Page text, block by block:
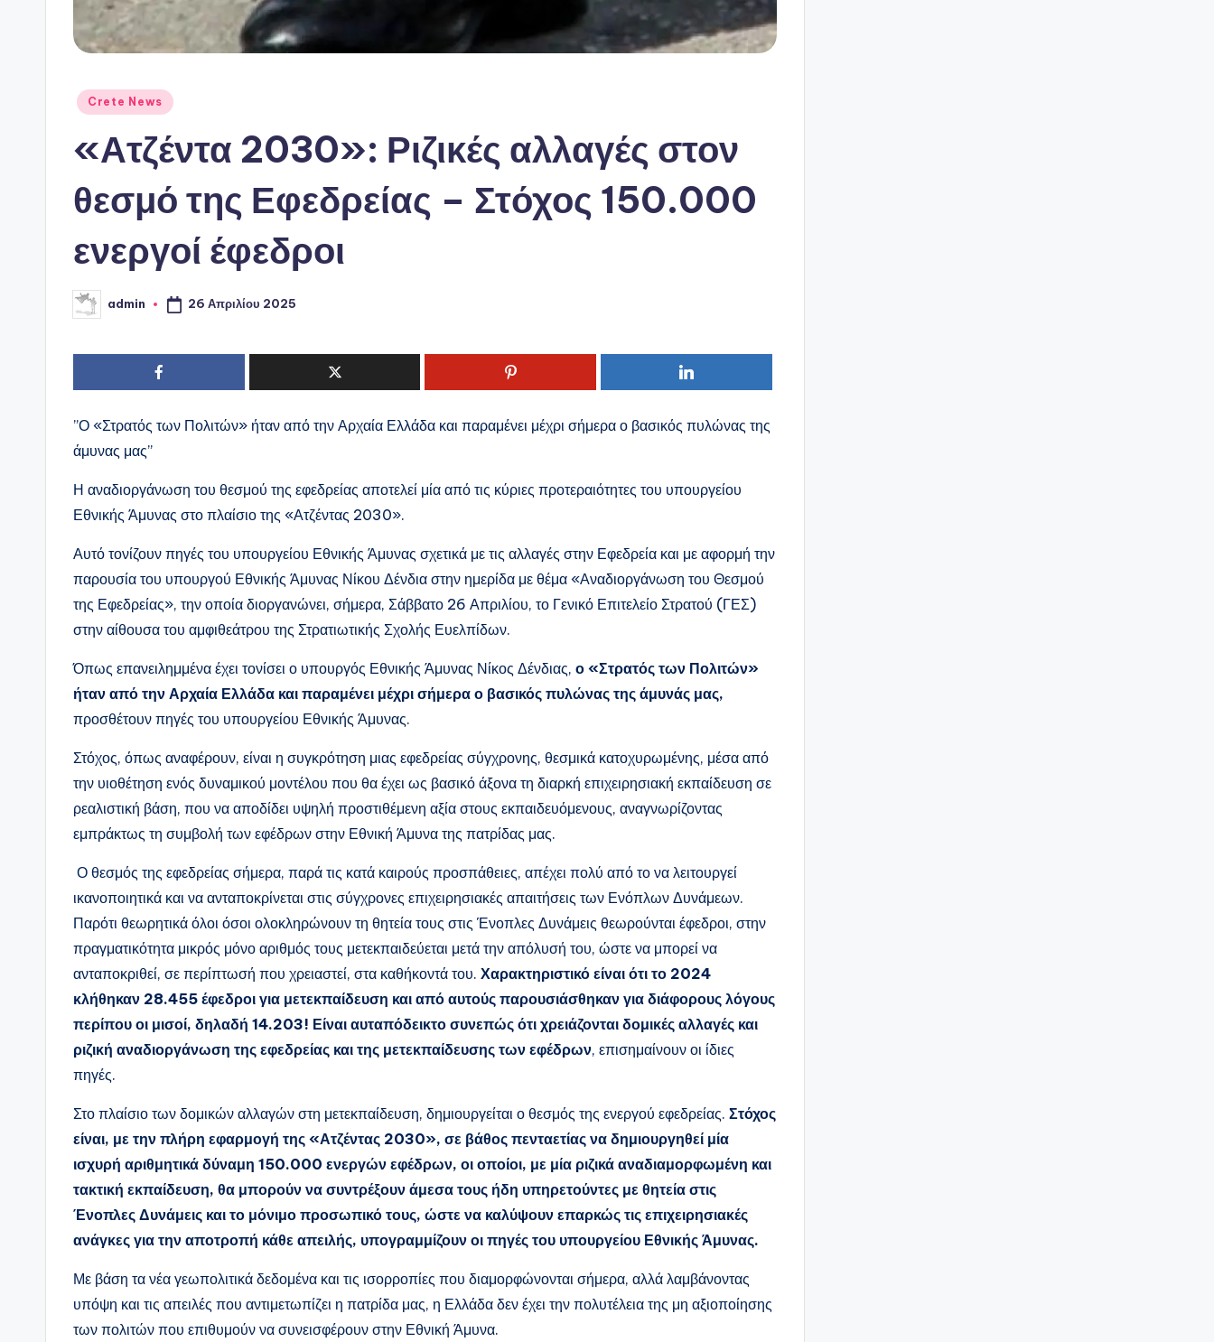
Αναρτήθηκε
Crete News
«Ατζέντα 2030»: Ριζικές αλλαγές στον
θεσμό της Εφεδρείας – Στόχος 150.000
ενεργοί έφεδροι
Συγγραφέας:
admin 26 Απριλίου 2025
”Ο «Στρατός των Πολιτών» ήταν από την Αρχαία Ελλάδα και παραμένει μέχρι σήμερα ο βασικός πυλώνας της
άμυνας μας”
Η αναδιοργάνωση του θεσμού της εφεδρείας αποτελεί μία από τις κύριες προτεραιότητες του υπουργείου
Εθνικής Άμυνας στο πλαίσιο της «Ατζέντας 2030».
Αυτό τονίζουν πηγές του υπουργείου Εθνικής Άμυνας σχετικά με τις αλλαγές στην Εφεδρεία και με αφορμή την
παρουσία του υπουργού Εθνικής Άμυνας Νίκου Δένδια στην ημερίδα με θέμα «Αναδιοργάνωση του Θεσμού
της Εφεδρείας», την οποία διοργανώνει, σήμερα, Σάββατο 26 Απριλίου, το Γενικό Επιτελείο Στρατού (ΓΕΣ)
στην αίθουσα του αμφιθεάτρου της Στρατιωτικής Σχολής Ευελπίδων.
Όπως επανειλημμένα έχει τονίσει ο υπουργός Εθνικής Άμυνας Νίκος Δένδιας, ο «Στρατός των Πολιτών»
ήταν από την Αρχαία Ελλάδα και παραμένει μέχρι σήμερα ο βασικός πυλώνας της άμυνάς μας,
προσθέτουν πηγές του υπουργείου Εθνικής Άμυνας.
Στόχος, όπως αναφέρουν, είναι η συγκρότηση μιας εφεδρείας σύγχρονης, θεσμικά κατοχυρωμένης, μέσα από
την υιοθέτηση ενός δυναμικού μοντέλου που θα έχει ως βασικό άξονα τη διαρκή επιχειρησιακή εκπαίδευση σε
ρεαλιστική βάση, που να αποδίδει υψηλή προστιθέμενη αξία στους εκπαιδευόμενους, αναγνωρίζοντας
εμπράκτως τη συμβολή των εφέδρων στην Εθνική Άμυνα της πατρίδας μας.
Ο θεσμός της εφεδρείας σήμερα, παρά τις κατά καιρούς προσπάθειες, απέχει πολύ από το να λειτουργεί
ικανοποιητικά και να ανταποκρίνεται στις σύγχρονες επιχειρησιακές απαιτήσεις των Ενόπλων Δυνάμεων.
Παρότι θεωρητικά όλοι όσοι ολοκληρώνουν τη θητεία τους στις Ένοπλες Δυνάμεις θεωρούνται έφεδροι, στην
πραγματικότητα μικρός μόνο αριθμός τους μετεκπαιδεύεται μετά την απόλυσή του, ώστε να μπορεί να
ανταποκριθεί, σε περίπτωσή που χρειαστεί, στα καθήκοντά του. Χαρακτηριστικό είναι ότι το 2024
κλήθηκαν 28.455 έφεδροι για μετεκπαίδευση και από αυτούς παρουσιάσθηκαν για διάφορους λόγους
περίπου οι μισοί, δηλαδή 14.203! Είναι αυταπόδεικτο συνεπώς ότι χρειάζονται δομικές αλλαγές και
ριζική αναδιοργάνωση της εφεδρείας και της μετεκπαίδευσης των εφέδρων, επισημαίνουν οι ίδιες
πηγές.
Στο πλαίσιο των δομικών αλλαγών στη μετεκπαίδευση, δημιουργείται ο θεσμός της ενεργού εφεδρείας. Στόχος
είναι, με την πλήρη εφαρμογή της «Ατζέντας 2030», σε βάθος πενταετίας να δημιουργηθεί μία
ισχυρή αριθμητικά δύναμη 150.000 ενεργών εφέδρων, οι οποίοι, με μία ριζικά αναδιαμορφωμένη και
τακτική εκπαίδευση, θα μπορούν να συντρέξουν άμεσα τους ήδη υπηρετούντες με θητεία στις
Ένοπλες Δυνάμεις και το μόνιμο προσωπικό τους, ώστε να καλύψουν επαρκώς τις επιχειρησιακές
ανάγκες για την αποτροπή κάθε απειλής, υπογραμμίζουν οι πηγές του υπουργείου Εθνικής Άμυνας.
Με βάση τα νέα γεωπολιτικά δεδομένα και τις ισορροπίες που διαμορφώνονται σήμερα, αλλά λαμβάνοντας
υπόψη και τις απειλές που αντιμετωπίζει η πατρίδα μας, η Ελλάδα δεν έχει την πολυτέλεια της μη αξιοποίησης
των πολιτών που επιθυμούν να συνεισφέρουν στην Εθνική Άμυνα.